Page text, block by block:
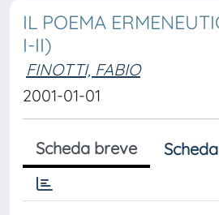
IL POEMA
I-II)
FINOTTI, FABIO
2001-01-01
Scheda breve